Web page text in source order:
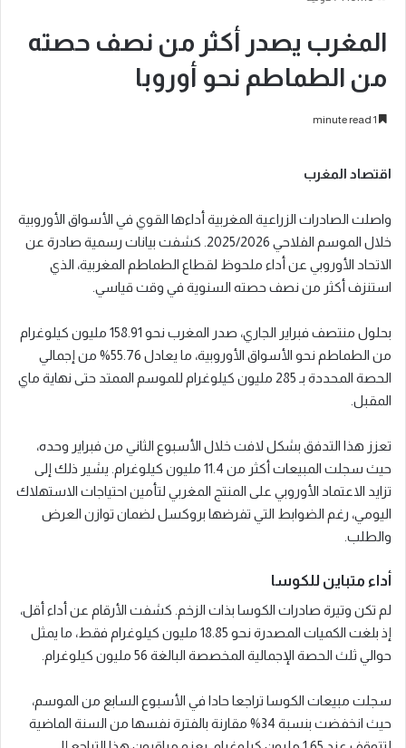
المغرب يصدر أكثر من نصف حصته
من الطماطم نحو أوروبا
اقتصاد المغرب
واصلت الصادرات الزراعية المغربية أداءها القوي في الأسواق الأوروبية
خلال الموسم الفلاحي 2025/2026. كشفت بيانات رسمية صادرة عن
الاتحاد الأوروبي عن أداء ملحوظ لقطاع الطماطم المغربية، الذي
استنزف أكثر من نصف حصته السنوية في وقت قياسي.
بحلول منتصف فبراير الجاري، صدر المغرب نحو 158.91 مليون كيلوغرام
من الطماطم نحو الأسواق الأوروبية، ما يعادل 55.76% من إجمالي
الحصة المحددة بـ 285 مليون كيلوغرام للموسم الممتد حتى نهاية ماي
المقبل.
تعزز هذا التدفق بشكل لافت خلال الأسبوع الثاني من فبراير وحده،
حيث سجلت المبيعات أكثر من 11.4 مليون كيلوغرام. يشير ذلك إلى
تزايد الاعتماد الأوروبي على المنتج المغربي لتأمين احتياجات الاستهلاك
اليومي، رغم الضوابط التي تفرضها بروكسل لضمان توازن العرض
والطلب.
أداء متباين للكوسا
لم تكن وتيرة صادرات الكوسا بذات الزخم. كشفت الأرقام عن أداء أقل،
إذ بلغت الكميات المصدرة نحو 18.85 مليون كيلوغرام فقط، ما يمثل
حوالي ثلث الحصة الإجمالية المخصصة البالغة 56 مليون كيلوغرام.
سجلت مبيعات الكوسا تراجعا حادا في الأسبوع السابع من الموسم،
حيث انخفضت بنسبة 34% مقارنة بالفترة نفسها من السنة الماضية